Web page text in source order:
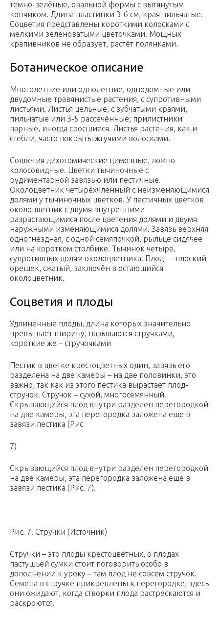
тёмно-зелёные, овальной формы с вытянутым
кончиком. Длина пластинки 3-6 см, края пильчатые.
Соцветия представлены короткими колосками с
мелкими зеленоватыми цветочками. Мощных
крапивников не образует, растёт полянками.
Ботаническое описание
Многолетние или однолетние, однодомные или
двудомные травянистые растения, c супротивными
листьями. Листья цельные, с зубчатыми краями,
пильчатые или 3-5 рассечённые; прилистники
парные, иногда сросшиеся. Листья растения, как и
стебли, часто покрыты жгучими волосками.
Соцветия дихотомические цимозные, ложно
колосовидные. Цветки тычиночные с
рудиментарной завязью или пестичные.
Околоцветник четырёхчленный с неизменяющимися
долями у тычиночных цветков. У пестичных цветков
околоцветник с двумя внутренними
разрастающимися после цветения долями и двумя
наружными изменяющимися долями. Завязь верхняя
одногнездная, с одной семяпочкой, рыльце сидячее
или на коротком столбике. Тычинок четыре,
супротивных долям околоцветника. Плод — плоский
орешек, сжатый, заключён в остающийся
околоцветник.
Соцветия и плоды
Удлиненные плоды, длина которых значительно
превышает ширину, называются стручками,
короткие же – стручочками
Пестик в цветке крестоцветных один, завязь его
разделена на две камеры – на две половинки, это
важно, так как из этого пестика вырастает плод-
стручок. Стручок – сухой, многосемянный.
Скрывающийся плод внутри разделен перегородкой
на две камеры, эта перегородка заложена еще в
завязи пестика (Рис
7)
Скрывающийся плод внутри разделен перегородкой
на две камеры, эта перегородка заложена еще в
завязи пестика (Рис. 7).
Рис. 7. Стручки (Источник)
Стручки – это плоды крестоцветных, о плодах
пастушьей сумки стоит поговорить особо в
дополнении к уроку – там плод не совсем стручок.
Семена в стручке прикреплены к перегородке, здесь
они ожидают, когда створки плода растрескаются и
раскроются.